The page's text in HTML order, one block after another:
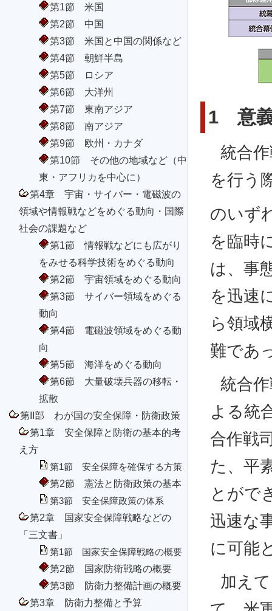
第1節 米国
第2節 中国
第3節 米国と中国の関係など
第4節 朝鮮半島
第5節 ロシア
第6節 大洋州
第7節 東南アジア
第8節 南アジア
第9節 欧州・カナダ
第10節 その他の地域など（中
東・アフリカを中心に）
第4章 宇宙・サイバー・電磁波の
領域や情報戦などをめぐる動向・国際
社会の課題など
第1節 情報戦などにも広がり
をみせる科学技術をめぐる動向
第2節 宇宙領域をめぐる動向
第3節 サイバー領域をめぐる
動向
第4節 電磁波領域をめぐる動
向
第5節 海洋をめぐる動向
第6節 大量破壊兵器の移転・
拡散
第II部 わが国の安全保障・防衛政策
第1章 安全保障と防衛の基本的考
え方
第1節 安全保障を確保する方策
第2節 憲法と防衛政策の基本
第3節 安全保障政策の体系
第2章 国家安全保障戦略などの
「三文書」
第1節 国家安全保障戦略の概要
第2節 国家防衛戦略の概要
第3節 防衛力整備計画の概要
第3章 防衛力整備と予算
1 意
統合
を行う
のいず
を臨時
は、事
を迅速
ら領域
難であ
統合
よる統
合作戦
た、平
とがで
迅速な
に可能
加え